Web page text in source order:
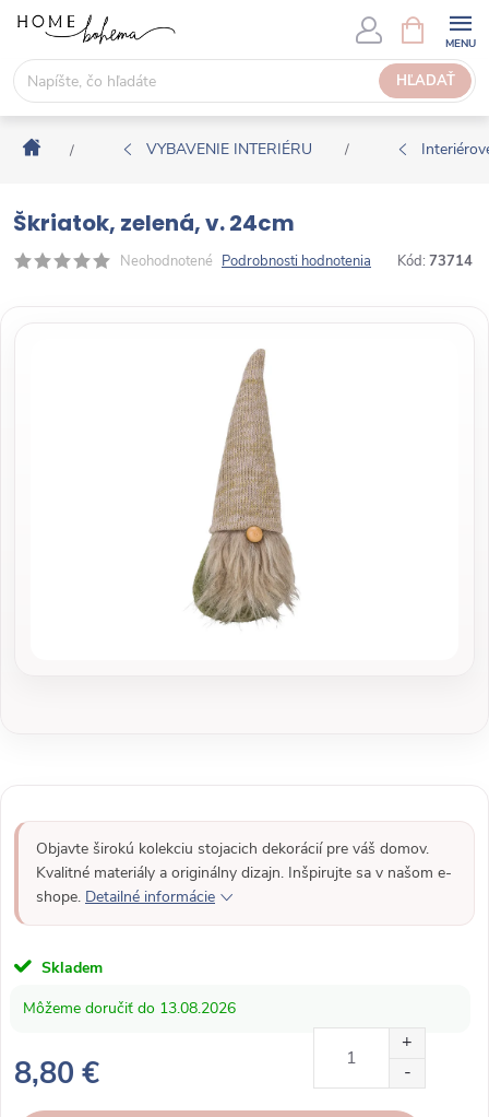
s
HĽADAŤ
Á
K
U
P
N
Í
Domov
/ VYBAVENIE INTERIÉRU /
Škriatok, zelená, v. 24cm
Neohodnotené Podrobnosti hodnotenia Kód: 73714
Objavte širokú kolekciu stojacich dekorácií pre váš domov.
Kvalitné materiály a originálny dizajn. Inšpirujte sa v našom e-
shope. Detailné informácie
Skladem
13.08.2026
8,80 €